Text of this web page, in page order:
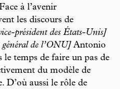
à l’avenir
les discours de
président des États-Unis]
général de l’ONU] Antonio
le temps de faire un pas de
du modèle de
D’où aussi le rôle de